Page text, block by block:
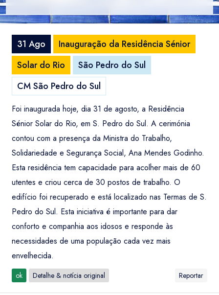
31 Ago
Inauguração da Residência Sénior
Solar do Rio
São Pedro do Sul
CM São Pedro do Sul
Foi inaugurada hoje, dia 31 de agosto, a Residência
Sénior Solar do Rio, em S. Pedro do Sul. A cerimónia
contou com a presença da Ministra do Trabalho,
Solidariedade e Segurança Social, Ana Mendes Godinho.
Esta residência tem capacidade para acolher mais de 60
utentes e criou cerca de 30 postos de trabalho. O
edifício foi recuperado e está localizado nas Termas de S.
Pedro do Sul. Esta iniciativa é importante para dar
conforto e companhia aos idosos e responde às
necessidades de uma população cada vez mais
envelhecida.
ok Detalhe & notícia original Reportar